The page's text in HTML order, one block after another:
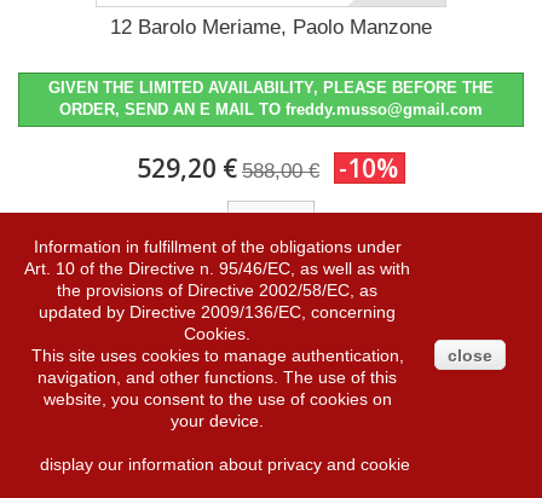
12 Barolo Meriame, Paolo Manzone
GIVEN THE LIMITED AVAILABILITY, PLEASE BEFORE THE
ORDER, SEND AN E MAIL TO freddy.musso@gmail.com
529,20 € 588,00 € -10%
Add to Wishlist Add to Compare
Information in fulfillment of the obligations under
Art. 10 of the Directive n. 95/46/EC, as well as with
the provisions of Directive 2002/58/EC, as
updated by Directive 2009/136/EC, concerning
Cookies.
This site uses cookies to manage authentication,
navigation, and other functions. The use of this
website, you consent to the use of cookies on
your device.
display our information about privacy and cookie
close